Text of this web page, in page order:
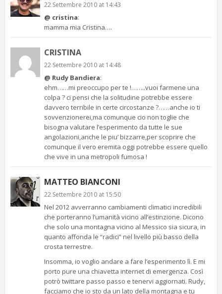
22 Settembre 2010 at 14:43
@ cristina:
mamma mia Cristina….
CRISTINA
22 Settembre 2010 at 14:48
@ Rudy Bandiera:
ehm……mi preoccupo per te !……..vuoi farmene una
colpa ? ci pensi che la solitudine potrebbe essere
davvero terribile in certe circostanze ?……anche io ti
sovvenzionerei,ma comunque cio non toglie che
bisogna valutare l’esperimento da tutte le sue
angolazioni,anche le piu’ bizzarre,per scoprire che
comunque il vero eremita oggi potrebbe essere quello
che vive in una metropoli fumosa !
MATTEO BIANCONI
22 Settembre 2010 at 15:50
Nel 2012 avverranno cambiamenti climatici incredibili
che porteranno l’umanità vicino all’estinzione. Dicono
che solo una montagna vicino al Messico sia sicura, in
quanto affonda le “radici” nel livello più basso della
crosta terrestre.
Insomma, io voglio andare a fare l’esperimento lì. E mi
porto pure una chiavetta internet di emergenza. Così
potrò twittare passo passo e tenervi aggiornati. Rudy,
facciamo che io sto da un lato della montagna e tu